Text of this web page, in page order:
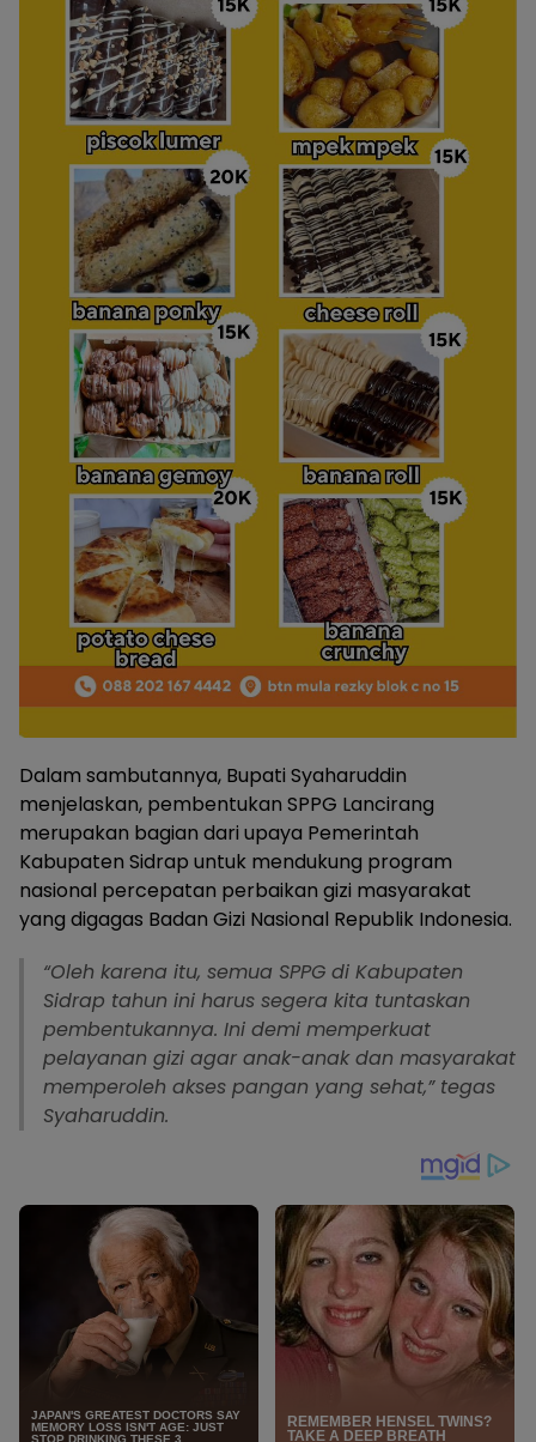
Dalam sambutannya, Bupati Syaharuddin
menjelaskan, pembentukan SPPG Lancirang
merupakan bagian dari upaya Pemerintah
Kabupaten Sidrap untuk mendukung program
nasional percepatan perbaikan gizi masyarakat
yang digagas Badan Gizi Nasional Republik Indonesia.
“Oleh karena itu, semua SPPG di Kabupaten
Sidrap tahun ini harus segera kita tuntaskan
pembentukannya. Ini demi memperkuat
pelayanan gizi agar anak-anak dan masyarakat
memperoleh akses pangan yang sehat,” tegas
Syaharuddin.